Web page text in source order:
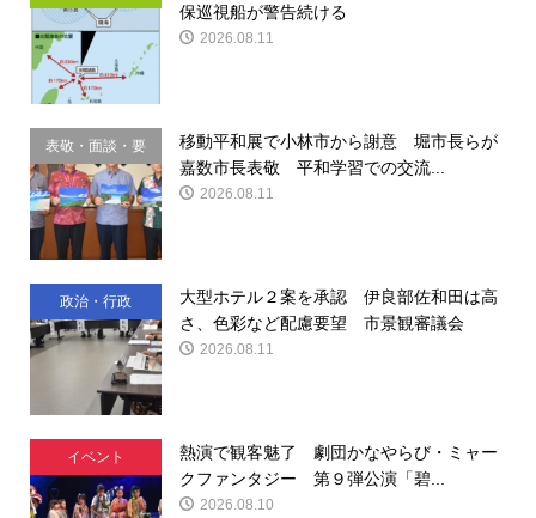
保巡視船が警告続ける
2026.08.11
表敬・面談・要
請
移動平和展で小林市から謝意 堀市長らが
嘉数市長表敬 平和学習での交流...
2026.08.11
政治・行政
大型ホテル２案を承認 伊良部佐和田は高
さ、色彩など配慮要望 市景観審議会
2026.08.11
イベント
熱演で観客魅了 劇団かなやらび・ミャー
クファンタジー 第９弾公演「碧...
2026.08.10